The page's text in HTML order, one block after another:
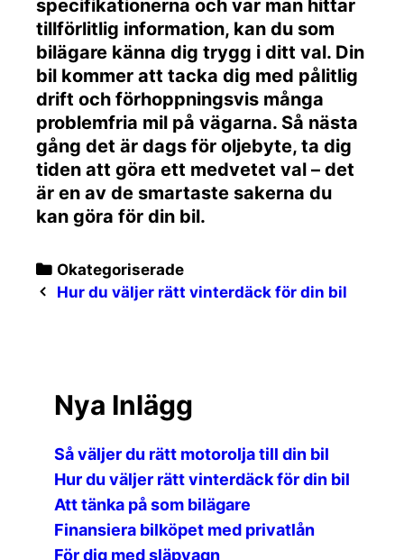
specifikationerna och var man hittar
tillförlitlig information, kan du som
bilägare känna dig trygg i ditt val. Din
bil kommer att tacka dig med pålitlig
drift och förhoppningsvis många
problemfria mil på vägarna. Så nästa
gång det är dags för oljebyte, ta dig
tiden att göra ett medvetet val – det
är en av de smartaste sakerna du
kan göra för din bil.
Categories
Okategoriserade
PostHur du väljer rätt vinterdäck för din bil
Nya Inlägg
Så väljer du rätt motorolja till din bil
Hur du väljer rätt vinterdäck för din bil
Att tänka på som bilägare
Finansiera bilköpet med privatlån
För dig med släpvagn